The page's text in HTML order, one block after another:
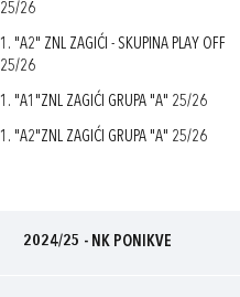
25/26
1. "A2" ZNL ZAGIĆI - SKUPINA PLAY OFF
25/26
1. "A1"ZNL ZAGIĆI GRUPA "A" 25/26
1. "A2"ZNL ZAGIĆI GRUPA "A" 25/26
2024/25 - NK PONIKVE